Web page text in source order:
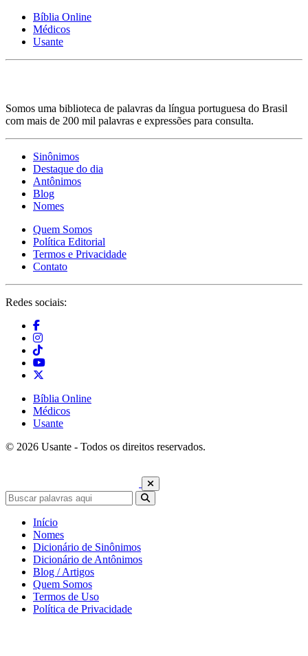
Bíblia Online
Médicos
Usante
Somos uma biblioteca de palavras da língua portuguesa do Brasil
com mais de 200 mil palavras e expressões para consulta.
Sinônimos
Destaque do dia
Antônimos
Blog
Nomes
Quem Somos
Política Editorial
Termos e Privacidade
Contato
Redes sociais:
Bíblia Online
Médicos
Usante
© 2026 Usante - Todos os direitos reservados.
Início
Nomes
Dicionário de Sinônimos
Dicionário de Antônimos
Blog / Artigos
Quem Somos
Termos de Uso
Política de Privacidade